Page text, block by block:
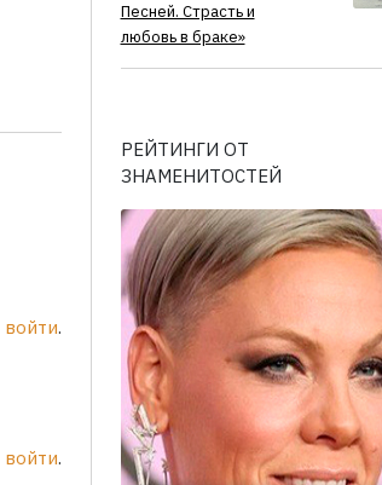
войти.
войти.
Песней. Страсть и
любовь в браке»
РЕЙТИНГИ ОТ
ЗНАМЕНИТОСТЕЙ